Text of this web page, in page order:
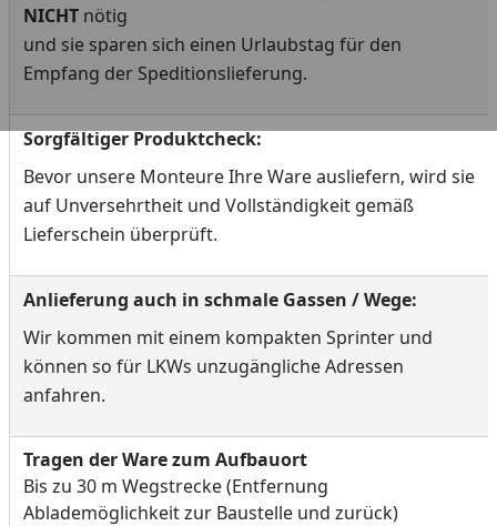
NICHT nötig
und sie sparen sich einen Urlaubstag für den
Empfang der Speditionslieferung.
Sorgfältiger Produktcheck:
Bevor unsere Monteure Ihre Ware ausliefern, wird sie
auf Unversehrtheit und Vollständigkeit gemäß
Lieferschein überprüft.
Anlieferung auch in schmale Gassen / Wege:
Wir kommen mit einem kompakten Sprinter und
können so für LKWs unzugängliche Adressen
anfahren.
Tragen der Ware zum Aufbauort
Bis zu 30 m Wegstrecke (Entfernung
Ablademöglichkeit zur Baustelle und zurück)